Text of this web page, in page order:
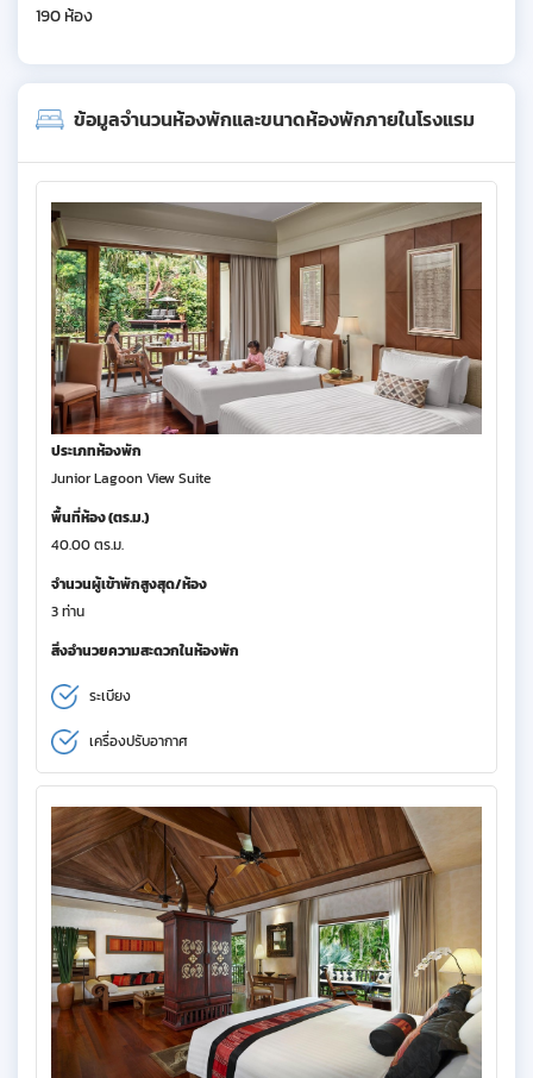
190 ห้อง
ข้อมูลจำนวนห้องพักและขนาดห้องพักภายในโรงแรม
ประเภทห้องพัก
Junior Lagoon View Suite
พื้นที่ห้อง (ตร.ม.)
40.00 ตร.ม.
จำนวนผู้เข้าพักสูงสุด/ห้อง
3 ท่าน
สิ่งอำนวยความสะดวกในห้องพัก
ระเบียง
เครื่องปรับอากาศ